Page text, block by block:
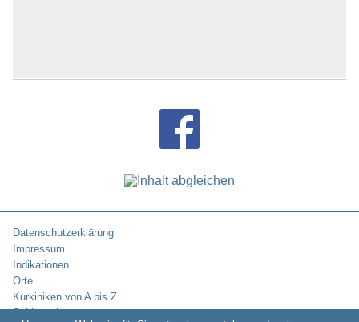
Datenschutzerklärung
Impressum
Indikationen
Orte
Kurkiniken von A bis Z
Schlüsselwörter